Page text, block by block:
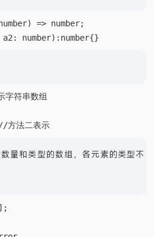
=> number;
串数组
量和类型的数组，各元素的类型不